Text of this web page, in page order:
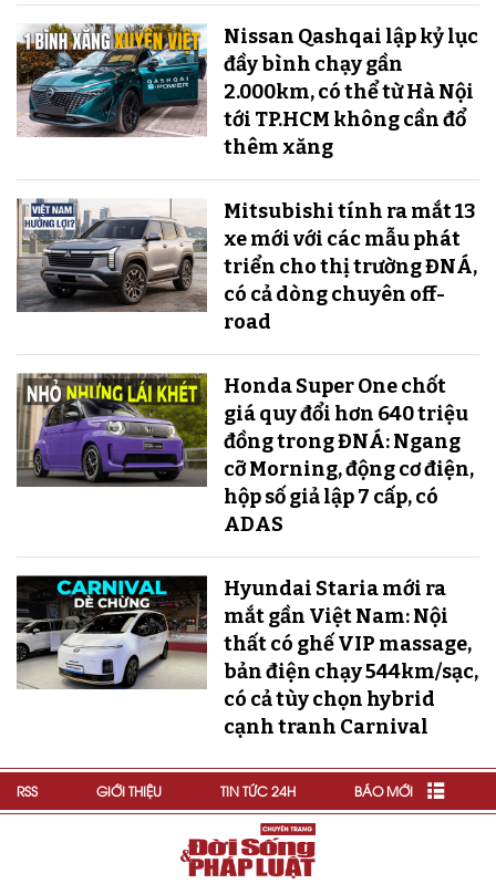
Nissan Qashqai lập kỷ lục
đầy bình chạy gần
2.000km, có thể từ Hà Nội
tới TP.HCM không cần đổ
thêm xăng
Mitsubishi tính ra mắt 13
xe mới với các mẫu phát
triển cho thị trường ĐNÁ,
có cả dòng chuyên off-
road
Honda Super One chốt
giá quy đổi hơn 640 triệu
đồng trong ĐNÁ: Ngang
cỡ Morning, động cơ điện,
hộp số giả lập 7 cấp, có
ADAS
Hyundai Staria mới ra
mắt gần Việt Nam: Nội
thất có ghế VIP massage,
bản điện chạy 544km/sạc,
có cả tùy chọn hybrid
cạnh tranh Carnival
RSS GIỚI THIỆU TIN TỨC 24H BÁO MỚI